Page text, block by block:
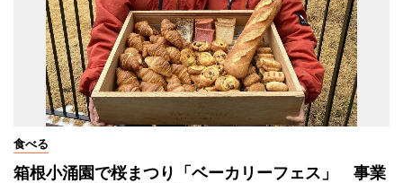
食べる
箱根小涌園で桜まつり「ベーカリーフェス」 事業